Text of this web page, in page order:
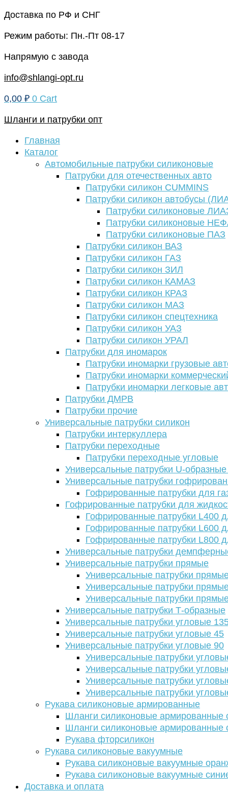
Перейти
содержимому
Доставка по РФ и СНГ
Режим работы: Пн.-Пт 08-17
Напрямую с завода
info@shlangi-opt.ru
0,00 ₽ 0 Cart
Шланги и патрубки опт
Главная
Каталог
Автомобильные патрубки силиконовые
Патрубки для отечественных авто
Патрубки силикон CUMMINS
Патрубки силикон автобусы
Патрубки силиконовые
Патрубки силиконовые
Патрубки силиконовые ПАЗ
Патрубки силикон ВАЗ
Патрубки силикон ГАЗ
Патрубки силикон ЗИЛ
Патрубки силикон КАМАЗ
Патрубки силикон КРАЗ
Патрубки силикон МАЗ
Патрубки силикон спецтехника
Патрубки силикон УАЗ
Патрубки силикон УРАЛ
Патрубки для иномарок
Патрубки иномарки грузовые
Патрубки иномарки
Патрубки иномарки легковые
Патрубки ДМРВ
Патрубки прочие
Универсальные патрубки силикон
Патрубки интеркуллера
Патрубки переходные
Патрубки переходные угловые
Универсальные патрубки U-
Универсальные патрубки
Гофрированные патрубки для
Гофрированные патрубки для
Гофрированные патрубки L400
Гофрированные патрубки L600
Гофрированные патрубки L800
Универсальные патрубки
Универсальные патрубки прямые
Универсальные патрубки
Универсальные патрубки
Универсальные патрубки
Универсальные патрубки Т-образные
Универсальные патрубки угловые
Универсальные патрубки угловые 45
Универсальные патрубки угловые 90
Универсальные патрубки
Универсальные патрубки
Универсальные патрубки
Универсальные патрубки
Рукава силиконовые армированные
Шланги силиконовые армированные
Шланги силиконовые армированные
Рукава фторсиликон
Рукава силиконовые вакуумные
Рукава силиконовые вакуумные
Рукава силиконовые вакуумные
Доставка и оплата